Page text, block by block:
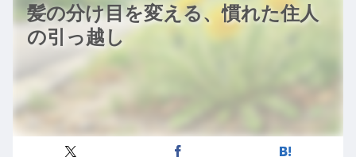
髪の分け目を変える、慣れた住人
の引っ越し